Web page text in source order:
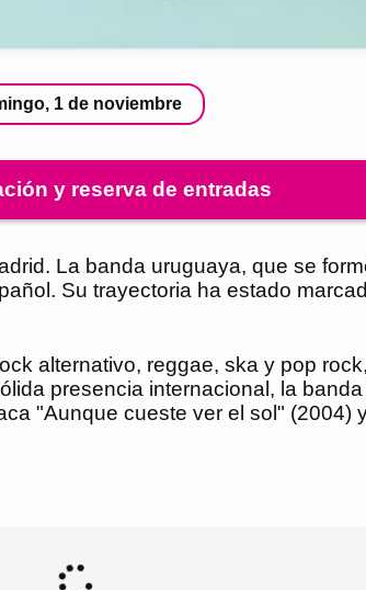
1 de noviembre
y reserva de entradas
La banda uruguaya, que se
Su trayectoria ha estado
alternativo, reggae, ska y pop
presencia internacional, la
"Aunque cueste ver el sol"